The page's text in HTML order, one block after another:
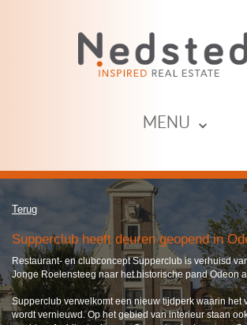
MENU ⌄
Terug
Supperclub heeft deuren geopend in
Restaurant- en clubconcept Supperclub is verhuisd
Jonge Roelensteeg naar het historische pand Odeon
Supperclub verwelkomt een nieuw tijdperk waarin het
wordt vernieuwd. Op het gebied van interieur staan